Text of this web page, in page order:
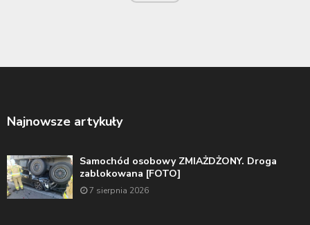
Najnowsze artykuły
Samochód osobowy ZMIAŻDŻONY. Droga
zablokowana [FOTO]
7 sierpnia 2026